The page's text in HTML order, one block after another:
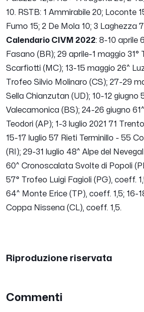
10. RSTB: 1 Ammirabile 20; Loconte
Fumo 15; 2 De Mola 10; 3 Laghezza
Calendario CIVM 2022: 8-10 aprile
Fasano (BR); 29 aprile-1 maggio
Scarfiotti (MC); 13-15 maggio 26^
Trofeo Silvio Molinaro (CS); 27-29
Sella Chianzutan (UD); 10-12 giugno
Valecamonica (BS); 24-26 giugno
Teodori (AP); 1-3 luglio 2021 71
15-17 luglio 57 Rieti Terminillo - 55
(RI); 29-31 luglio 48^ Alpe del
60^ Cronoscalata Svolte di Popoli
57° Trofeo Luigi Fagioli (PG), coeff.
64^ Monte Erice (TP), coeff. 1,5; 16-
Coppa Nissena (CL), coeff. 1,5.
Riproduzione riservata
Commenti